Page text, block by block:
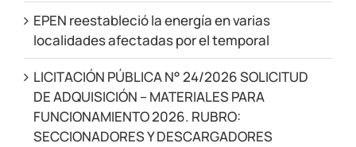
EPEN reestableció la energía en varias
localidades afectadas por el temporal
LICITACIÓN PÚBLICA N° 24/2026 SOLICITUD
DE ADQUISICIÓN – MATERIALES PARA
FUNCIONAMIENTO 2026. RUBRO:
SECCIONADORES Y DESCARGADORES